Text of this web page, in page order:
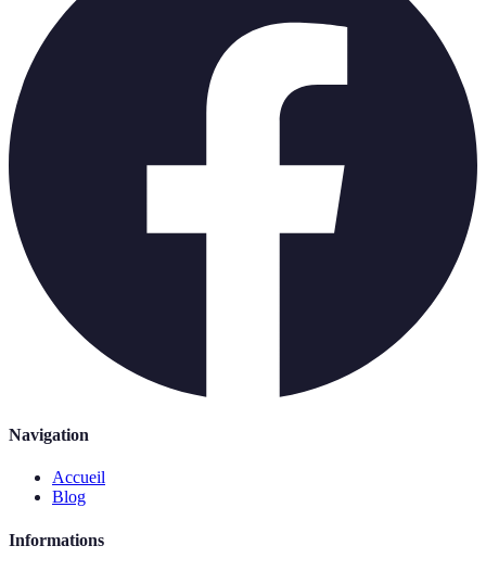
Navigation
Accueil
Blog
Informations